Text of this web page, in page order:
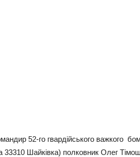
52-гo гвapдiйcькoгo вaжкoгo
33310 Шaйкiвкa) пoлкoвник Олeг